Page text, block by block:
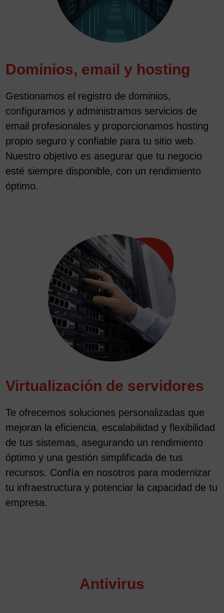
Dominios, email y hosting
Gestionamos el registro de dominios,
configuramos y administramos servicios de
email profesionales y proporcionamos hosting
propio seguro y confiable para tu sitio web.
Nuestro objetivo es asegurar que tu negocio
esté siempre disponible, con un rendimiento
óptimo.
Virtualización de servidores
Te ofrecemos soluciones personalizadas que
mejoran la eficiencia, escalabilidad y flexibilidad
de tus sistemas, asegurando un rendimiento
óptimo y una gestión simplificada de tus
recursos. Confía en nosotros para modernizar
tu infraestructura y potenciar la capacidad de tu
empresa.
Antivirus